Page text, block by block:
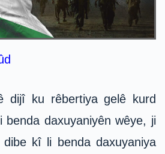
dijî ku rêbertiya gelê kurd
daxuyaniyên wêye, ji
kî li benda daxuyaniya